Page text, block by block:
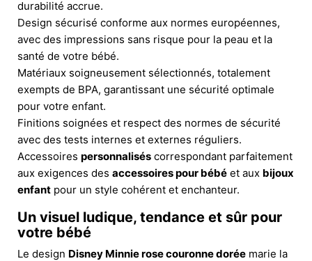
durabilité accrue.
Design sécurisé conforme aux normes européennes,
avec des impressions sans risque pour la peau et la
santé de votre bébé.
Matériaux soigneusement sélectionnés, totalement
exempts de BPA, garantissant une sécurité optimale
pour votre enfant.
Finitions soignées et respect des normes de sécurité
avec des tests internes et externes réguliers.
Accessoires personnalisés correspondant parfaitement
aux exigences des accessoires pour bébé et aux bijoux
enfant pour un style cohérent et enchanteur.
Un visuel ludique, tendance et sûr pour
votre bébé
Le design Disney Minnie rose couronne dorée marie la